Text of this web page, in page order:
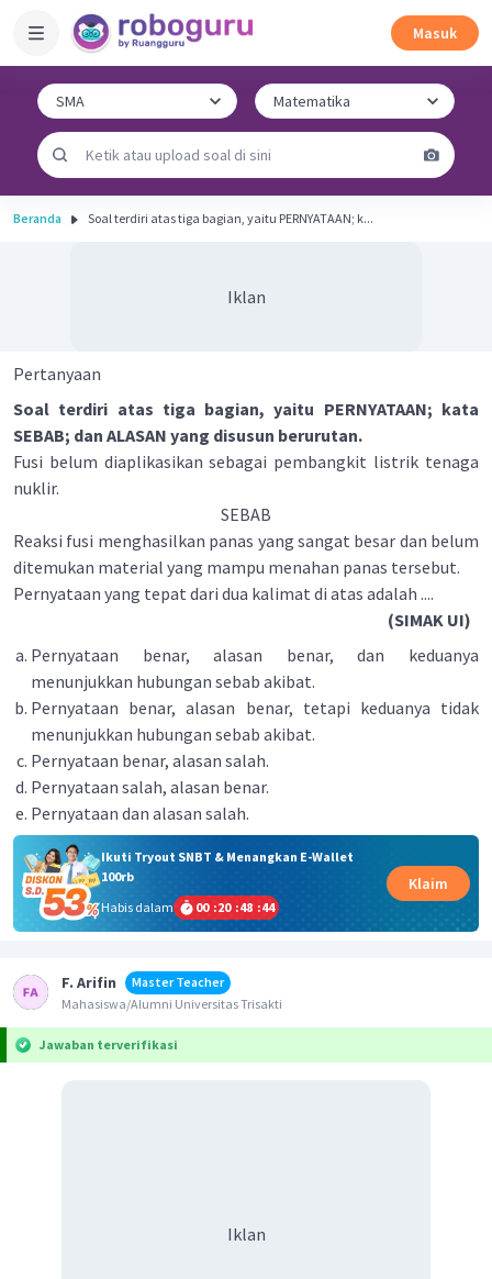
Masuk
Beranda Soal terdiri atas tiga bagian, yaitu PERNYATAAN; k...
Iklan
Pertanyaan
Soal terdiri atas tiga bagian, yaitu PERNYATAAN; kata
SEBAB; dan ALASAN yang disusun berurutan.
Fusi belum diaplikasikan sebagai pembangkit listrik tenaga
nuklir.
SEBAB
Reaksi fusi menghasilkan panas yang sangat besar dan belum
ditemukan material yang mampu menahan panas tersebut.
Pernyataan yang tepat dari dua kalimat di atas adalah ....
(SIMAK UI)
Pernyataan benar, alasan benar, dan keduanya
menunjukkan hubungan sebab akibat.
Pernyataan benar, alasan benar, tetapi keduanya tidak
menunjukkan hubungan sebab akibat.
Pernyataan benar, alasan salah.
Pernyataan salah, alasan benar.
Pernyataan dan alasan salah.
Ikuti Tryout SNBT & Menangkan E-Wallet
100rb
Habis dalam
00 :20 :48 :44
Klaim
F. Arifin
Master Teacher
Mahasiswa/Alumni Universitas Trisakti
Jawaban terverifikasi
Iklan